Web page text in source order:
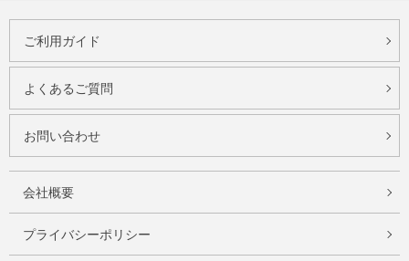
ご利用ガイド
よくあるご質問
お問い合わせ
会社概要
プライバシーポリシー